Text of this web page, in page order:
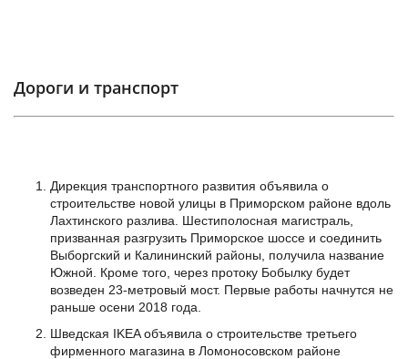
Дороги и транспорт
Дирекция транспортного развития объявила о
строительстве новой улицы в Приморском районе вдоль
Лахтинского разлива. Шестиполосная магистраль,
призванная разгрузить Приморское шоссе и соединить
Выборгский и Калининский районы, получила название
Южной. Кроме того, через протоку Бобылку будет
возведен 23-метровый мост. Первые работы начнутся не
раньше осени 2018 года.
Шведская IKEA объявила о строительстве третьего
фирменного магазина в Ломоносовском районе